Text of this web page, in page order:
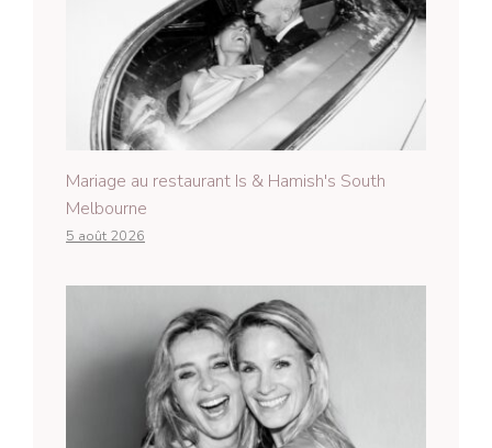
Mariage au restaurant Is & Hamish's South
Melbourne
5 août 2026